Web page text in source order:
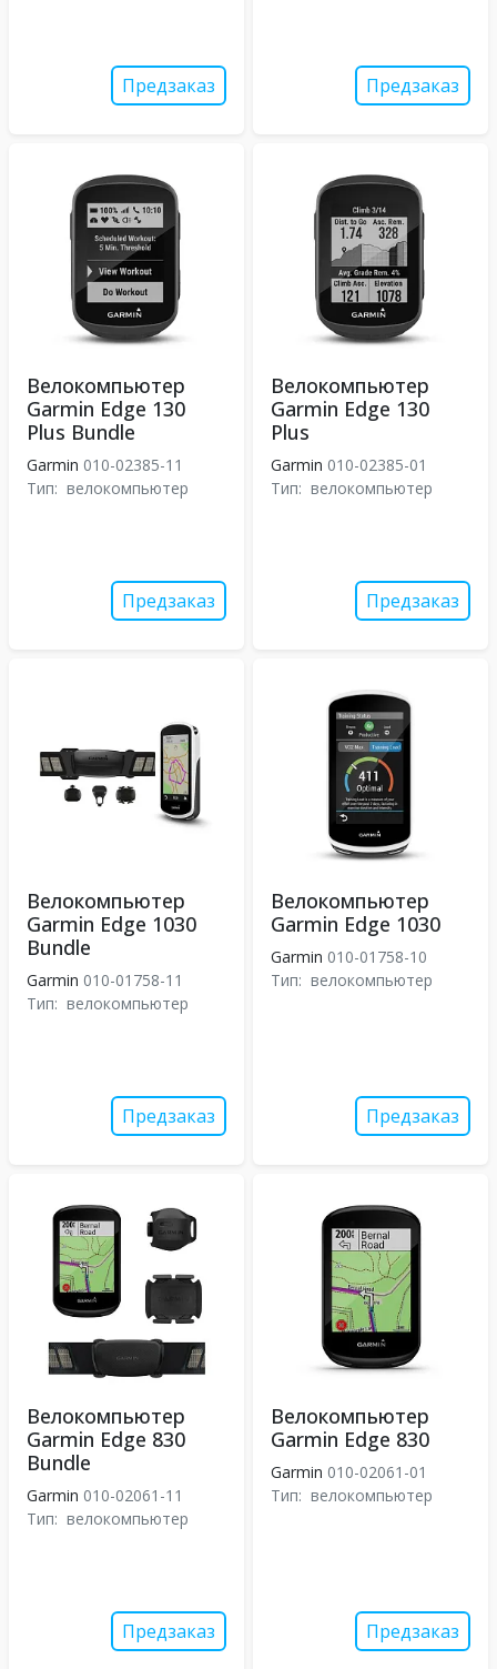
Предзаказ Предзаказ
Велокомпьютер
Garmin Edge 130
Plus Bundle
Garmin 010-02385-11
Тип: велокомпьютер
Предзаказ
Велокомпьютер
Garmin Edge 130
Plus
Garmin 010-02385-01
Тип: велокомпьютер
Предзаказ
Велокомпьютер
Garmin Edge 1030
Bundle
Garmin 010-01758-11
Тип: велокомпьютер
Предзаказ
Велокомпьютер
Garmin Edge 1030
Garmin 010-01758-10
Тип: велокомпьютер
Предзаказ
Велокомпьютер
Garmin Edge 830
Bundle
Garmin 010-02061-11
Тип: велокомпьютер
Предзаказ
Велокомпьютер
Garmin Edge 830
Garmin 010-02061-01
Тип: велокомпьютер
Предзаказ